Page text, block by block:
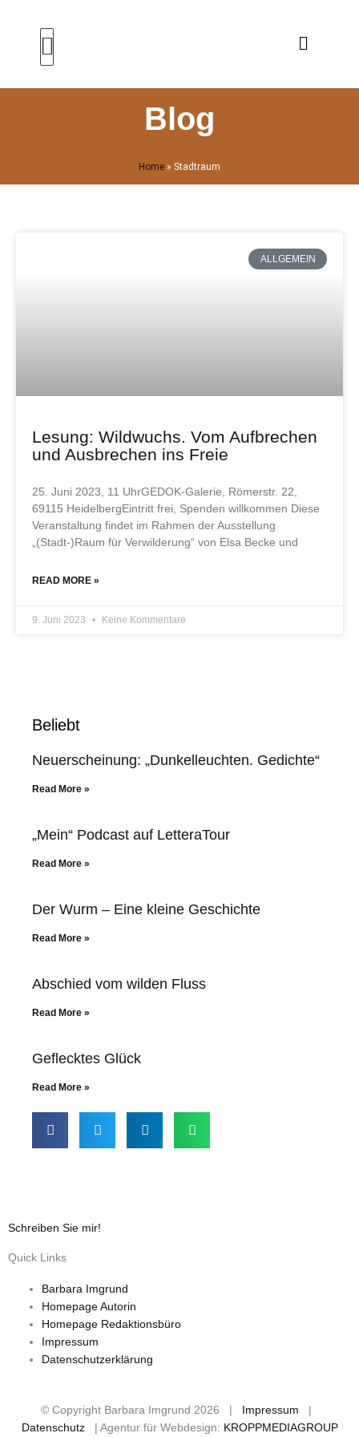
Blog
Home » Stadtraum
ALLGEMEIN
Lesung: Wildwuchs. Vom Aufbrechen
und Ausbrechen ins Freie
25. Juni 2023, 11 UhrGEDOK-Galerie, Römerstr. 22,
69115 HeidelbergEintritt frei, Spenden willkommen Diese
Veranstaltung findet im Rahmen der Ausstellung
„(Stadt-)Raum für Verwilderung“ von Elsa Becke und
READ MORE »
9. Juni 2023 Keine Kommentare
Beliebt
Neuerscheinung: „Dunkelleuchten. Gedichte“
Read More »
„Mein“ Podcast auf LetteraTour
Read More »
Der Wurm – Eine kleine Geschichte
Read More »
Abschied vom wilden Fluss
Read More »
Geflecktes Glück
Read More »
Schreiben Sie mir!
Quick Links
Barbara Imgrund
Homepage Autorin
Homepage Redaktionsbüro
Impressum
Datenschutzerklärung
© Copyright Barbara Imgrund 2026 | Impressum |
Datenschutz| Agentur für Webdesign: KROPPMEDIAGROUP